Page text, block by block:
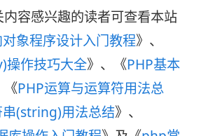
容感兴趣的读者可查看本站
象程序设计入门教程》、
操作技巧大全》、《PHP基本
《PHP运算与运算符用法总
(string)用法总结》、